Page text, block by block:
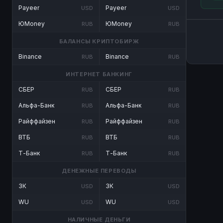
Payeer USD
ЮMoney RUB
Payeer USD
ЮMoney RUB
БАЛАНСЫ КРИПТОБИРЖ
Binance RUB Binance RUB
ИНТЕРНЕТ БАНКИНГ
СБЕР RUB
Альфа-Банк RUB
Райффайзен RUB
ВТБ RUB
Т-Банк RUB
СБЕР RUB
Альфа-Банк RUB
Райффайзен RUB
ВТБ RUB
Т-Банк RUB
ДЕНЕЖНЫЕ ПЕРЕВОДЫ
ЗК USD
WU USD
ЗК USD
WU USD
НАЛИЧНЫЕ ДЕНЬГИ